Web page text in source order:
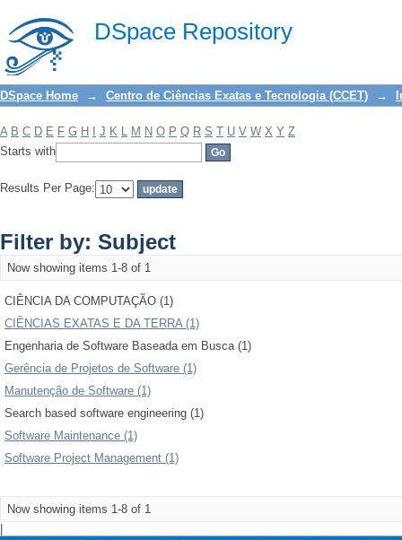
DSpace Repository
Filter by: Subject
DSpace Home → Centro de Ciências Exatas e Tecnologia (CCET) →
A B C D E F G H J K L M N O P Q R S T U V W X Y Z
Starts with
Results Per Page:
Filter by: Subject
Now showing items 1-8 of 1
CIÊNCIA DA COMPUTAÇÃO (1)
CIÊNCIAS EXATAS E DA TERRA (1)
Engenharia de Software Baseada em Busca (1)
Gerência de Projetos de Software (1)
Manutenção de Software (1)
Search based software engineering (1)
Software Maintenance (1)
Software Project Management (1)
Now showing items 1-8 of 1